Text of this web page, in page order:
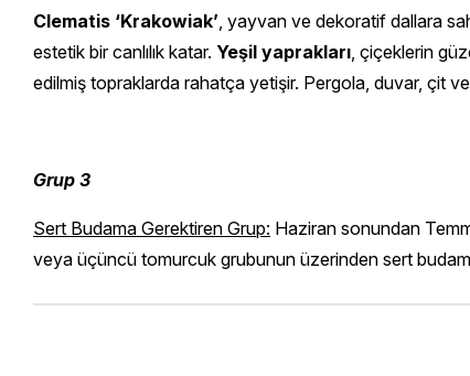
Clematis ‘Krakowiak’ , yayvan ve dekoratif dallara
estetik bir canlılık katar. Yeşil yaprakları , çiçeklerin
edilmiş topraklarda rahatça yetişir. Pergola, duvar, çit
Grup 3
Sert Budama Gerektiren Grup: Haziran sonundan
veya üçüncü tomurcuk grubunun üzerinden sert budama